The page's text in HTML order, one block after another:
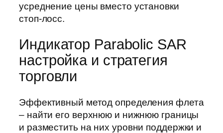
усреднение цены вместо установки
стоп-лосс.
Индикатор Parabolic SAR
настройка и стратегия
торговли
Эффективный метод определения флета
– найти его верхнюю и нижнюю границы
и разместить на них уровни поддержки и